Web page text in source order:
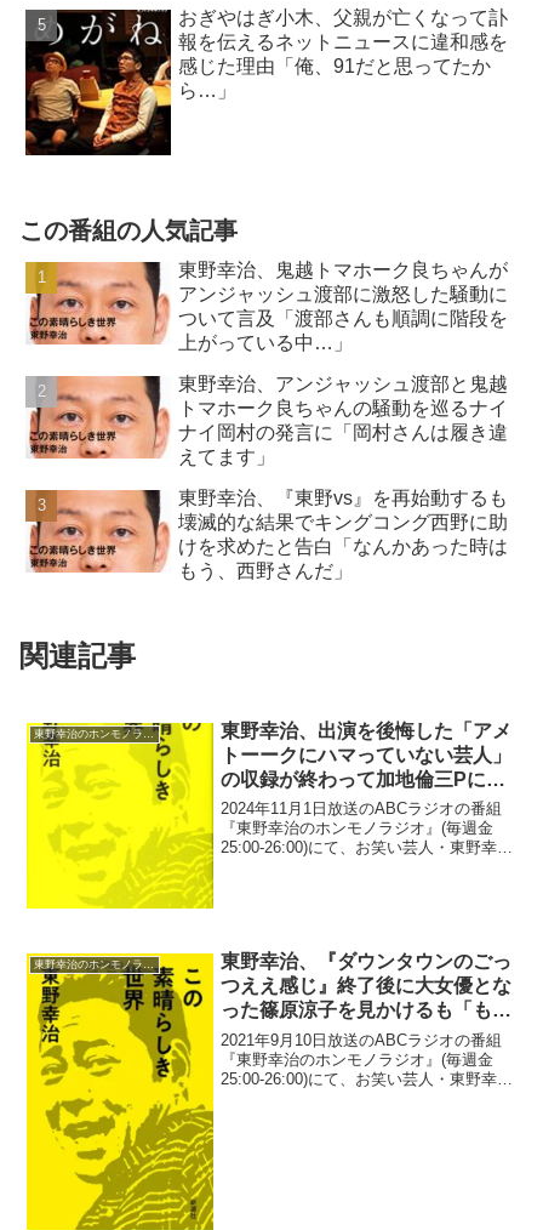
おぎやはぎ小木、父親が亡くなって訃
報を伝えるネットニュースに違和感を
感じた理由「俺、91だと思ってたか
ら…」
この番組の人気記事
東野幸治、鬼越トマホーク良ちゃんが
アンジャッシュ渡部に激怒した騒動に
ついて言及「渡部さんも順調に階段を
上がっている中…」
東野幸治、アンジャッシュ渡部と鬼越
トマホーク良ちゃんの騒動を巡るナイ
ナイ岡村の発言に「岡村さんは履き違
えてます」
東野幸治、『東野vs』を再始動するも
壊滅的な結果でキングコング西野に助
けを求めたと告白「なんかあった時は
もう、西野さんだ」
関連記事
東野幸治のホンモノラジオ
東野幸治、出演を後悔した「アメ
トーークにハマっていない芸人」
の収録が終わって加地倫三Pに
「編集お願いしますよ」と頼んだ
と告白
2024年11月1日放送のABCラジオの番組
『東野幸治のホンモノラジオ』(毎週金
25:00-26:00)にて、お笑い芸人・東野幸治
東野幸治のホンモノラジオ
東野幸治、『ダウンタウンのごっ
つええ感じ』終了後に大女優とな
った篠原涼子を見かけるも「もう
スター過ぎて声、かけられへんか
った」
2021年9月10日放送のABCラジオの番組
『東野幸治のホンモノラジオ』(毎週金
25:00-26:00)にて、お笑い芸人・東野幸治